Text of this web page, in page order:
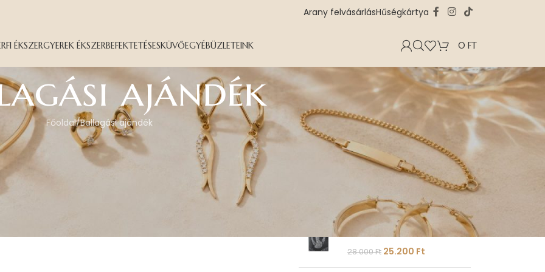
Arany felvásárlásHűségkártya
ÉKSZERGYEREK ÉKSZERBEFEKTETÉSESKÜVŐEGYÉBÜZLETEINK 0 FT
ajándék
Főoldal Ballagási ajándék
AKCIÓS TERMÉKEK
Karácsonyi pénzfa fali
dekoráció
Női ezüst sziluett fali
dekoráció
28.000Ft 25.200 Ft